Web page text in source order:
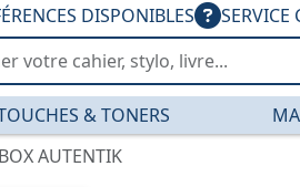
DISPONIBLES SERVICE
& TONERS
AUTENTIK